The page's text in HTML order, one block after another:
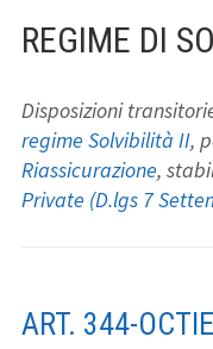
Assicurazioni
Private
REGIME DI
Disposizioni
regime Solvibilità II,
Riassicurazione,
Private (D.lgs 7
ART. 344-